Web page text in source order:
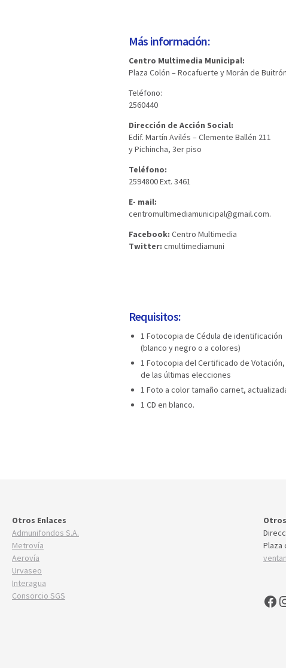
Más información:
Centro Multimedia Municipal:
Plaza Colón – Rocafuerte y Morán de Buitrón
Teléfono:
2560440
Dirección de Acción Social:
Edif. Martín Avilés – Clemente Ballén 211
y Pichincha, 3er piso
Teléfono:
2594800 Ext. 3461
E- mail:
centromultimediamunicipal@gmail.com.
Facebook: Centro Multimedia
Twitter: cmultimediamuni​
Requisitos:
1 Fotocopia de Cédula de identificación
(blanco y negro o a colores)
1 Fotocopia del Certificado de Votación,
de las últimas elecciones
1 Foto a color tamaño carnet,
1 CD en blanco.
Otros Enlaces
Admunifondos S.A.
Metrovía
Aerovía
Urvaseo
Interagua
Consorcio SGS
Plaza